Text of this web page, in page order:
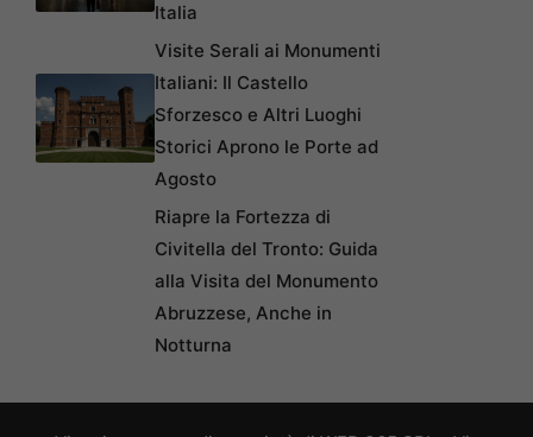
Italia
Visite Serali ai Monumenti
Italiani: Il Castello
Sforzesco e Altri Luoghi
Storici Aprono le Porte ad
Agosto
Riapre la Fortezza di
Civitella del Tronto: Guida
alla Visita del Monumento
Abruzzese, Anche in
Notturna